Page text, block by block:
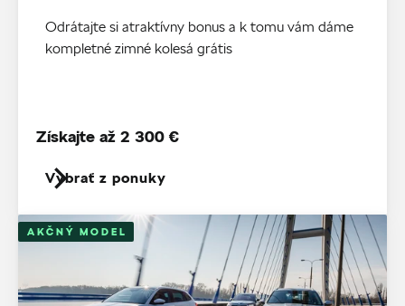
Odrátajte si atraktívny bonus a k tomu vám dáme
kompletné zimné kolesá grátis
Vybrať z ponuky
Získajte až 2 300 €
AKČNÝ MODEL